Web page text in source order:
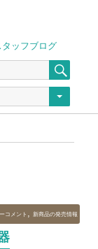
ッフブログ
索
コメント 新商品の発売情報